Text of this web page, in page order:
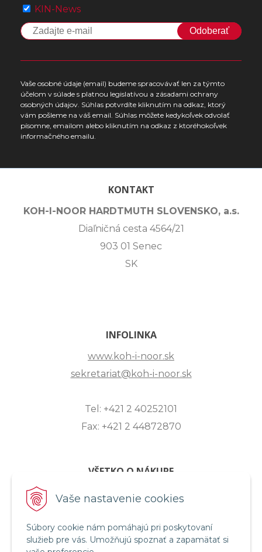
Vaše nastavenie cookies
Súbory cookie nám pomáhajú pri poskytovaní
služieb pre vás. Umožňujú spoznať a zapamätať si
KIN-News
Odoberať
Vaše osobné údaje (email) budeme spracovávať len za týmto
účelom v súlade s platnou legislatívou a zásadami ochrany
osobných údajov. Súhlas potvrdíte kliknutím na odkaz, ktorý
vám pošleme na váš email. Súhlas môžete kedykoľvek odvolať
písomne, emailom alebo kliknutím na odkaz z ktoréhokoľvek
informačného emailu.
KONTAKT
KOH-I-NOOR HARDTMUTH SLOVENSKO, a.s.
Diaľničná cesta 4564/21
903 01 Senec
SK
INFOLINKA
www.koh-i-noor.sk
sekretariat@koh-i-noor.sk
Tel: +421 2 40252101
Fax: +421 2 44872870
VŠETKO O NÁKUPE
ZASLANIE OTÁZKY
OBCHODNÉ PODMIENKY
REKLAMAČNÝ PORIADOK